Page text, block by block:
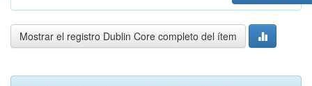
Mostrar el registro Dublin Core completo del ítem